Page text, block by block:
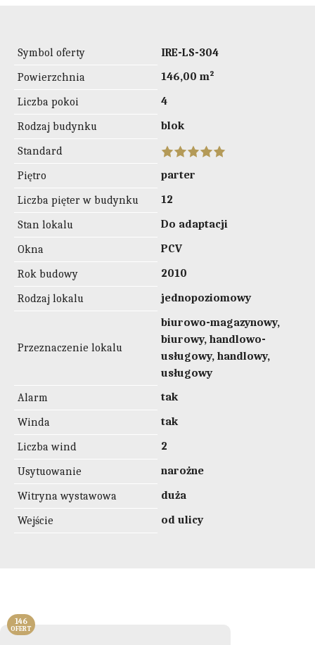
Symbol oferty
IRE-LS-304
Powierzchnia
146,00 m²
Liczba pokoi
4
Rodzaj budynku
blok
Standard
Piętro
parter
Liczba pięter w budynku
12
Stan lokalu
Do adaptacji
Okna
PCV
Rok budowy
2010
Rodzaj lokalu
jednopoziomowy
Przeznaczenie lokalu
biurowo-magazynowy,
biurowy, handlowo-
usługowy, handlowy,
usługowy
Alarm
tak
Winda
tak
Liczba wind
2
Usytuowanie
narożne
Witryna wystawowa
duża
Wejście
od ulicy
146
OFERT